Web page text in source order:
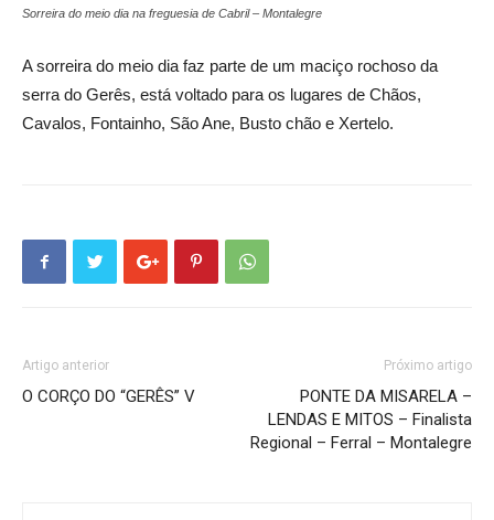
Sorreira do meio dia na freguesia de Cabril – Montalegre
A sorreira do meio dia faz parte de um maciço rochoso da
serra do Gerês, está voltado para os lugares de Chãos,
Cavalos, Fontainho, São Ane, Busto chão e Xertelo.
Artigo anterior
O CORÇO DO “GERÊS” V
Próximo artigo
PONTE DA MISARELA –
LENDAS E MITOS – Finalista
Regional – Ferral – Montalegre